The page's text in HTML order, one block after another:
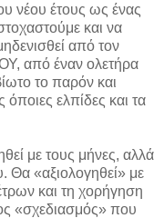
νέου έτους ως ένας
και να
από τον
από έναν ολετήρα
το παρόν και
όποιες ελπίδες και τα
με τους μήνες, αλλά
Θα «αξιολογηθεί» με
και τη χορήγηση
«σχεδιασμός» που